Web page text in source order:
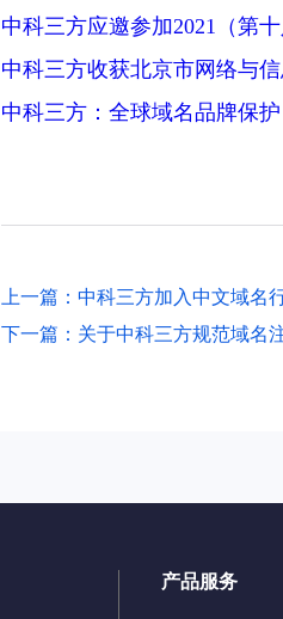
中科三方应邀参加2021（第
中科三方收获北京市网络与
中科三方：全球域名品牌保
上一篇：中科三方加入中文域名
下一篇：关于中科三方规范域名
产品服务